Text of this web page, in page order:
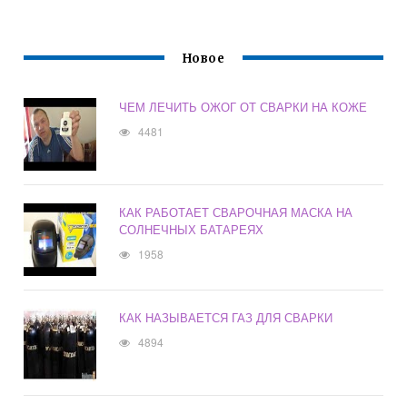
Новое
ЧЕМ ЛЕЧИТЬ ОЖОГ ОТ СВАРКИ НА КОЖЕ
4481
КАК РАБОТАЕТ СВАРОЧНАЯ МАСКА НА
СОЛНЕЧНЫХ БАТАРЕЯХ
1958
КАК НАЗЫВАЕТСЯ ГАЗ ДЛЯ СВАРКИ
4894